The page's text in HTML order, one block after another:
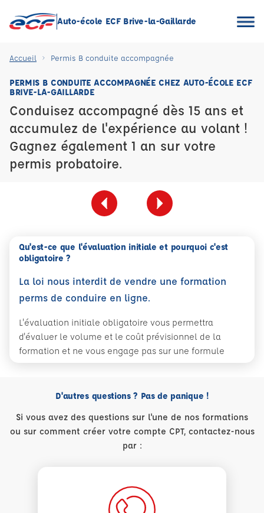
Auto-école ECF Brive-la-Gaillarde
Accueil Permis B conduite accompagnée
PERMIS B CONDUITE ACCOMPAGNÉE CHEZ AUTO-ÉCOLE ECF
BRIVE-LA-GAILLARDE
Conduisez accompagné dès 15 ans et
accumulez de l'expérience au volant !
Gagnez également 1 an sur votre
permis probatoire.
Qu'est-ce que l'évaluation initiale et pourquoi c'est
obligatoire ?
La loi nous interdit de vendre une formation
perms de conduire en ligne.
L'évaluation initiale obligatoire vous permettra
d'évaluer le volume et le coût prévisionnel de la
formation et ne vous engage pas sur une formule
D'autres questions ? Pas de panique !
Si vous avez des questions sur l'une de nos formations
ou sur comment créer votre compte CPT, contactez-nous
par :